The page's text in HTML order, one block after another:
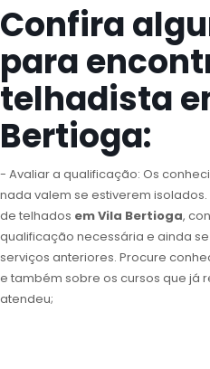
Confira
para
telhadista
Bertioga:
- Avaliar a qualificação: Os
nada valem se estiverem
de telhados em Vila Bertioga,
qualificação necessária e ainda
serviços anteriores. Procure
e também sobre os cursos que já
atendeu;